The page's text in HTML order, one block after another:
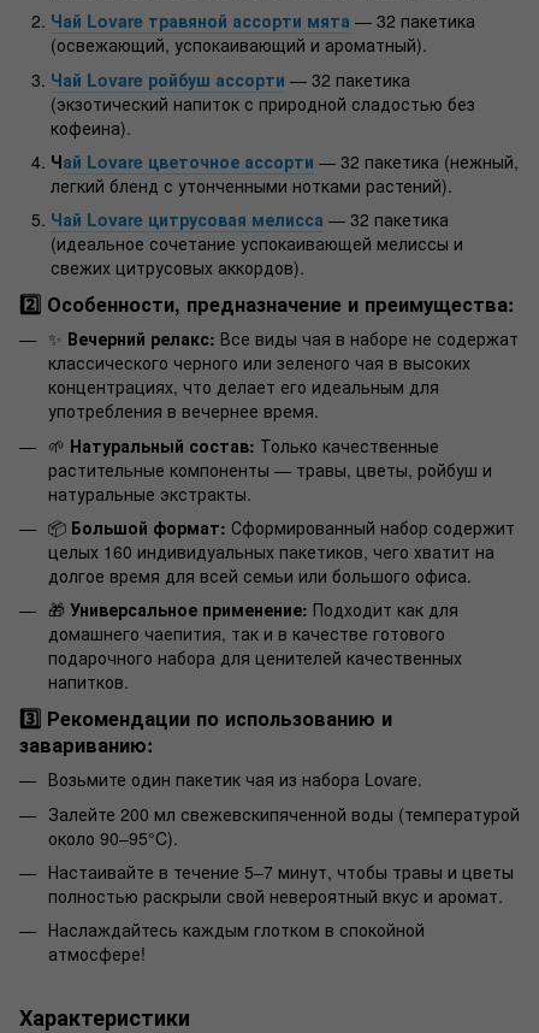
Чай Lovare травяной ассорти мята — 32 пакетика
(освежающий, успокаивающий и ароматный).
Чай Lovare ройбуш ассорти — 32 пакетика
(экзотический напиток с природной сладостью без
кофеина).
Чай Lovare цветочное ассорти — 32 пакетика (нежный,
легкий бленд с утонченными нотками растений).
Чай Lovare цитрусовая мелисса — 32 пакетика
(идеальное сочетание успокаивающей мелиссы и
свежих цитрусовых аккордов).
2️⃣ Особенности, предназначение и преимущества:
✨ Вечерний релакс: Все виды чая в наборе не содержат
классического черного или зеленого чая в высоких
концентрациях, что делает его идеальным для
употребления в вечернее время.
🌱 Натуральный состав: Только качественные
растительные компоненты — травы, цветы, ройбуш и
натуральные экстракты.
📦 Большой формат: Сформированный набор содержит
целых 160 индивидуальных пакетиков, чего хватит на
долгое время для всей семьи или большого офиса.
🎁 Универсальное применение: Подходит как для
домашнего чаепития, так и в качестве готового
подарочного набора для ценителей качественных
напитков.
3️⃣ Рекомендации по использованию и
завариванию:
Возьмите один пакетик чая из набора Lovare.
Залейте 200 мл свежевскипяченной воды (температурой
около 90–95°C).
Настаивайте в течение 5–7 минут, чтобы травы и цветы
полностью раскрыли свой невероятный вкус и аромат.
Наслаждайтесь каждым глотком в спокойной
атмосфере!
Характеристики